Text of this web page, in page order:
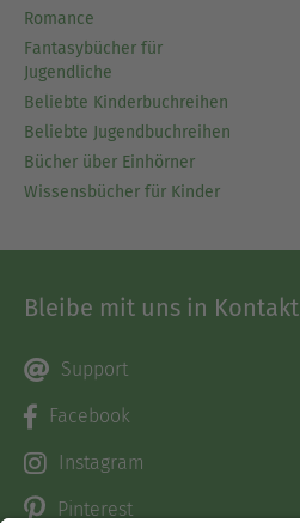
Romance
Fantasybücher für
Jugendliche
Beliebte Kinderbuchreihen
Beliebte Jugendbuchreihen
Bücher über Einhörner
Wissensbücher für Kinder
Bleibe mit uns in Kontakt
Support
Facebook
Instagram
Pinterest